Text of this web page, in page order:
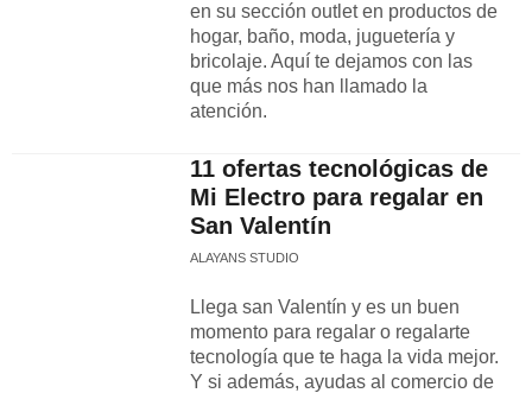
en su sección outlet en productos de
hogar, baño, moda, juguetería y
bricolaje. Aquí te dejamos con las
que más nos han llamado la
atención.
11 ofertas tecnológicas de
Mi Electro para regalar en
San Valentín
ALAYANS STUDIO
Llega san Valentín y es un buen
momento para regalar o regalarte
tecnología que te haga la vida mejor.
Y si además, ayudas al comercio de